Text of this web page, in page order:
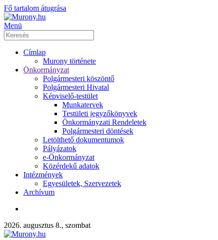
Fő tartalom átugrása
Menü
Címlap
Murony története
Önkormányzat
Polgármesteri köszöntő
Polgármesteri Hivatal
Képviselő-testület
Munkatervek
Testületi jegyzőkönyvek
Önkormányzati Rendeletek
Polgármesteri döntések
Letölthető dokumentumok
Pályázatok
e-Önkormányzat
Közérdekű adatok
Intézmények
Egyesületek, Szervezetek
Archívum
2026. augusztus 8., szombat